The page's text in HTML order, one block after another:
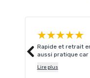
Rapide et retrait
aussi pratique car altra
Lire plus